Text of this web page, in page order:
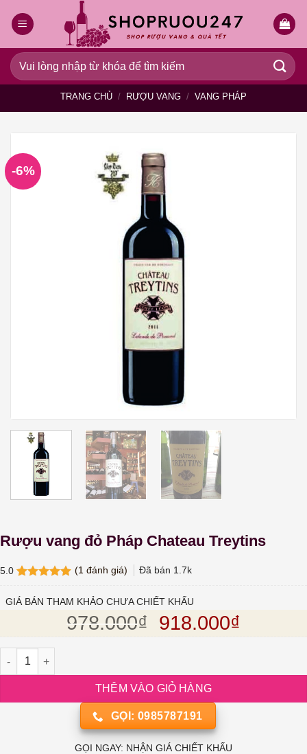
qua
dung
Tìm
kiếm:
TRANG CHỦ / RƯỢU VANG / VANG PHÁP
-6%
Rượu vang đỏ Pháp Chateau Treytins
5.0
dựa trên
(1đánh giá) Đã bán 1.7k
GIÁ BÁN THAM KHẢO CHƯA CHIẾT KHẤU
978.000₫ Giá gốc là:
918.000₫
Rượu vang đỏ Pháp Chateau Treytins số lượng
THÊM VÀO GIỎ HÀNG
GỌI: 0985787191
GỌI NGAY: NHẬN GIÁ CHIẾT KHẤU